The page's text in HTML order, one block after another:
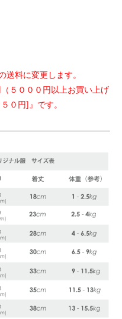
料に変更します。
５０００円以上お買い上げ
０円]』です。